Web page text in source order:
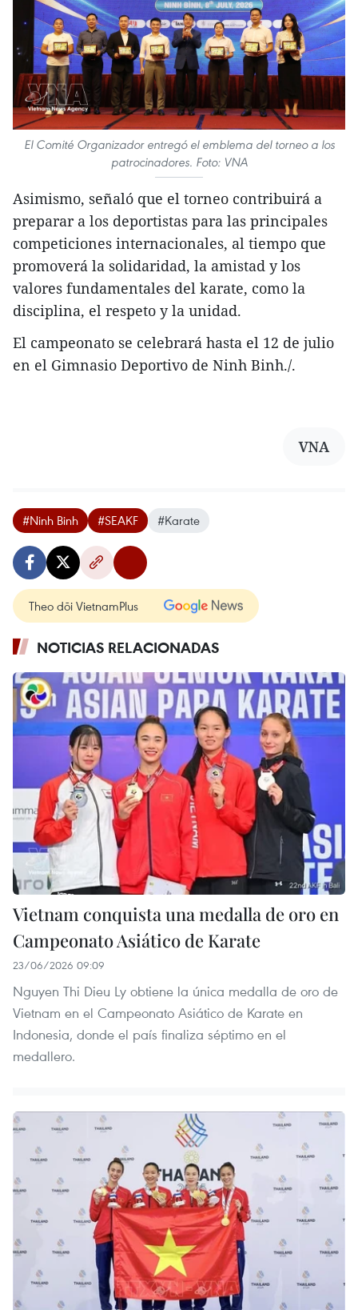
El Comité Organizador entregó el emblema del torneo a los
patrocinadores. Foto: VNA
Asimismo, señaló que el torneo contribuirá a
preparar a los deportistas para las principales
competiciones internacionales, al tiempo que
promoverá la solidaridad, la amistad y los
valores fundamentales del karate, como la
disciplina, el respeto y la unidad.
El campeonato se celebrará hasta el 12 de julio
en el Gimnasio Deportivo de Ninh Binh./.
VNA
#Ninh Binh #SEAKF #Karate
Theo dõi VietnamPlus
NOTICIAS RELACIONADAS
Vietnam conquista una medalla de oro en
Campeonato Asiático de Karate
23/06/2026 09:09
Nguyen Thi Dieu Ly obtiene la única medalla de oro de
Vietnam en el Campeonato Asiático de Karate en
Indonesia, donde el país finaliza séptimo en el
medallero.